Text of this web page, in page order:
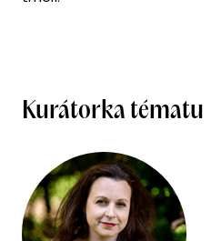
Kurátorka tématu